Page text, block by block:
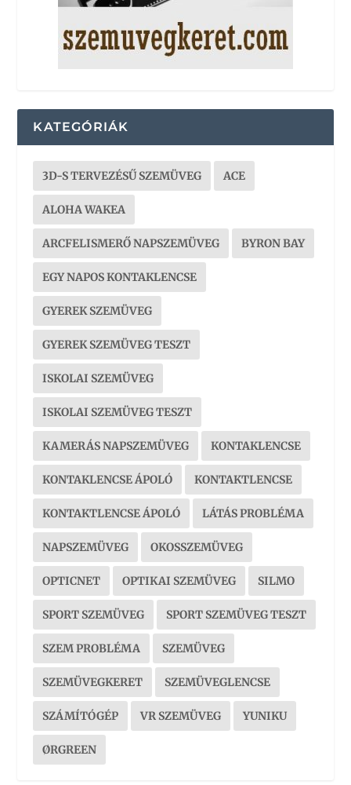
KATEGÓRIÁK
3D-S TERVEZÉSŰ SZEMÜVEG ACE
ALOHA WAKEA
ARCFELISMERŐ NAPSZEMÜVEG BYRON BAY
EGY NAPOS KONTAKLENCSE
GYEREK SZEMÜVEG
GYEREK SZEMÜVEG TESZT
ISKOLAI SZEMÜVEG
ISKOLAI SZEMÜVEG TESZT
KAMERÁS NAPSZEMÜVEG KONTAKLENCSE
KONTAKLENCSE ÁPOLÓ KONTAKTLENCSE
KONTAKTLENCSE ÁPOLÓ LÁTÁS PROBLÉMA
NAPSZEMÜVEG OKOSSZEMÜVEG
OPTICNET OPTIKAI SZEMÜVEG SILMO
SPORT SZEMÜVEG SPORT SZEMÜVEG TESZT
SZEM PROBLÉMA SZEMÜVEG
SZEMÜVEGKERET SZEMÜVEGLENCSE
SZÁMÍTÓGÉP VR SZEMÜVEG YUNIKU
ØRGREEN